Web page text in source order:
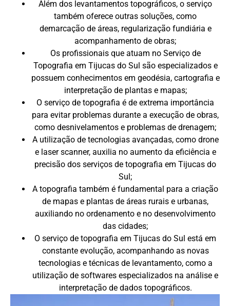
Além dos levantamentos topográficos, o serviço
também oferece outras soluções, como
demarcação de áreas, regularização fundiária e
acompanhamento de obras;
Os profissionais que atuam no Serviço de
Topografia em Tijucas do Sul são especializados e
possuem conhecimentos em geodésia, cartografia e
interpretação de plantas e mapas;
O serviço de topografia é de extrema importância
para evitar problemas durante a execução de obras,
como desnivelamentos e problemas de drenagem;
A utilização de tecnologias avançadas, como drone
e laser scanner, auxilia no aumento da eficiência e
precisão dos serviços de topografia em Tijucas do
Sul;
A topografia também é fundamental para a criação
de mapas e plantas de áreas rurais e urbanas,
auxiliando no ordenamento e no desenvolvimento
das cidades;
O serviço de topografia em Tijucas do Sul está em
constante evolução, acompanhando as novas
tecnologias e técnicas de levantamento, como a
utilização de softwares especializados na análise e
interpretação de dados topográficos.